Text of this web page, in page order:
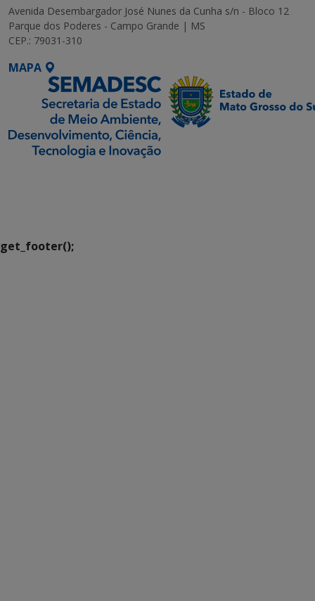
Avenida Desembargador José Nunes da Cunha s/n - Bloco 12
Parque dos Poderes - Campo Grande | MS
CEP.: 79031-310
MAPA
get_footer();